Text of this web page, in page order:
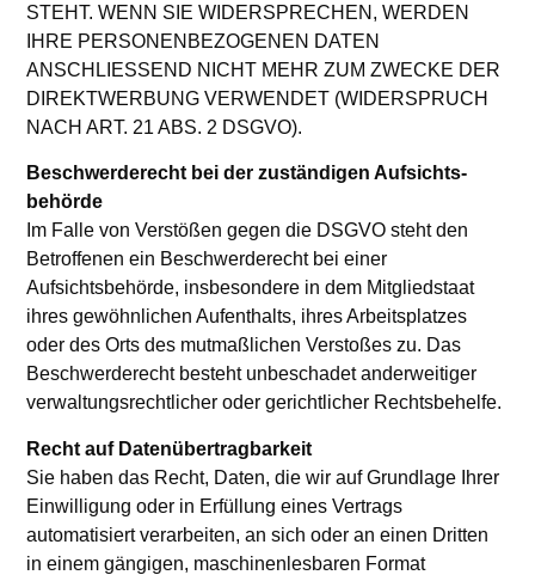
STEHT. WENN SIE WIDERSPRECHEN, WERDEN
IHRE PERSONENBEZOGENEN DATEN
ANSCHLIESSEND NICHT MEHR ZUM ZWECKE DER
DIREKTWERBUNG VERWENDET (WIDERSPRUCH
NACH ART. 21 ABS. 2 DSGVO).
Beschwerde­recht bei der zuständigen Aufsichts­
behörde
Im Falle von Verstößen gegen die DSGVO steht den
Betroffenen ein Beschwerderecht bei einer
Aufsichtsbehörde, insbesondere in dem Mitgliedstaat
ihres gewöhnlichen Aufenthalts, ihres Arbeitsplatzes
oder des Orts des mutmaßlichen Verstoßes zu. Das
Beschwerderecht besteht unbeschadet anderweitiger
verwaltungsrechtlicher oder gerichtlicher Rechtsbehelfe.
Recht auf Daten­übertrag­barkeit
Sie haben das Recht, Daten, die wir auf Grundlage Ihrer
Einwilligung oder in Erfüllung eines Vertrags
automatisiert verarbeiten, an sich oder an einen Dritten
in einem gängigen, maschinenlesbaren Format